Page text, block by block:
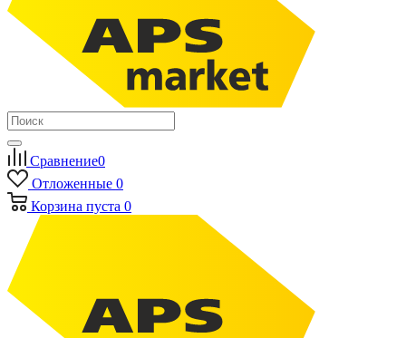
Сравнение0
Отложенные 0
Корзина пуста 0